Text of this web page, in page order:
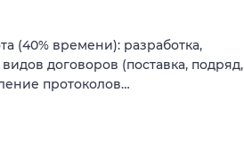
(40% времени): разработка,
договоров (поставка, подряд,
протоколов…